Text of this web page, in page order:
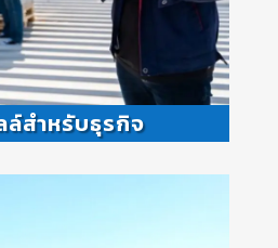
ล์สำหรับธุรกิจ